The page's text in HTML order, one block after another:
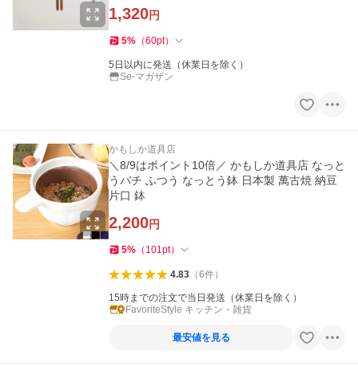
1,320円
5% （60pt）
5日以内に発送（休業日を除く）
Se-マガザン
かもしか道具店
＼8/9はポイント10倍／ かもしか道具店 なっと
うバチ ふつう なっとう鉢 日本製 萬古焼 納豆
片口 鉢
2,200円
5% （ 101pt）
4.83（6件）
15時までの注文で当日発送（休業日を除く）
FavoriteStyle キッチン・雑貨
最安値を見る